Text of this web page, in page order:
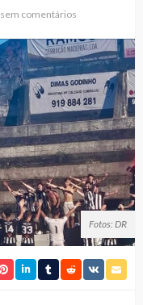
sem comentários
Fotos: DR